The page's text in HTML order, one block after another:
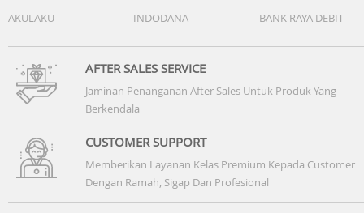
AKULAKU
INDODANA BANK RAYA DEBIT
AFTER SALES SERVICE
Jaminan Penanganan After Sales Untuk Produk Yang
Berkendala
CUSTOMER SUPPORT
Memberikan Layanan Kelas Premium Kepada Customer
Dengan Ramah, Sigap Dan Profesional